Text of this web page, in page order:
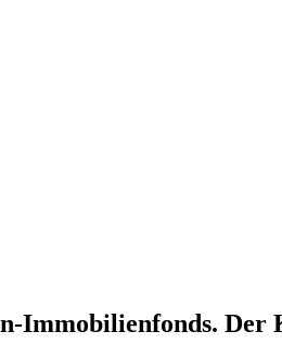
Immobilienfonds. Der